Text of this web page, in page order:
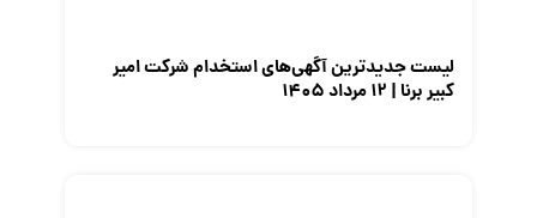
لیست جدیدترین آگهی‌های استخدام شرکت امیر
کبیر برنا | ۱۲ مرداد ۱۴۰۵